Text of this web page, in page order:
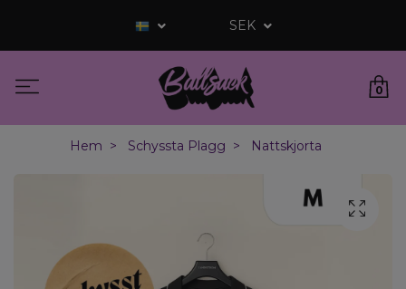
SEK
0
Hem Schyssta Plagg Nattskjorta